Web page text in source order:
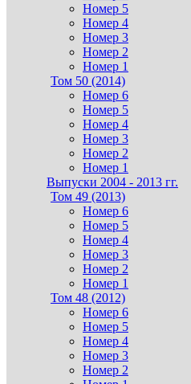
Номер 5
Номер 4
Номер 3
Номер 2
Номер 1
Том 50 (2014)
Номер 6
Номер 5
Номер 4
Номер 3
Номер 2
Номер 1
Выпуски 2004 - 2013 гг.
Том 49 (2013)
Номер 6
Номер 5
Номер 4
Номер 3
Номер 2
Номер 1
Том 48 (2012)
Номер 6
Номер 5
Номер 4
Номер 3
Номер 2